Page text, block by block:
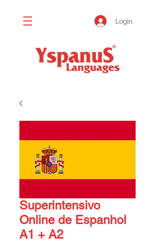
Login
Superintensivo
Online de Espanhol
A1 + A2